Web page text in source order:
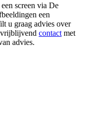
screen via De
een
u graag advies over
contact met
advies.